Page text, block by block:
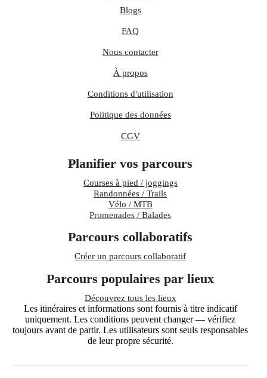
Blogs
FAQ
Nous contacter
À propos
Conditions d'utilisation
Politique des données
CGV
Planifier vos parcours
Courses à pied / joggings
Randonnées / Trails
Vélo / MTB
Promenades / Balades
Parcours collaboratifs
Créer un parcours collaboratif
Parcours populaires par lieux
Découvrez tous les lieux
Les itinéraires et informations sont fournis à titre indicatif
uniquement. Les conditions peuvent changer — vérifiez
toujours avant de partir. Les utilisateurs sont seuls responsables
de leur propre sécurité.